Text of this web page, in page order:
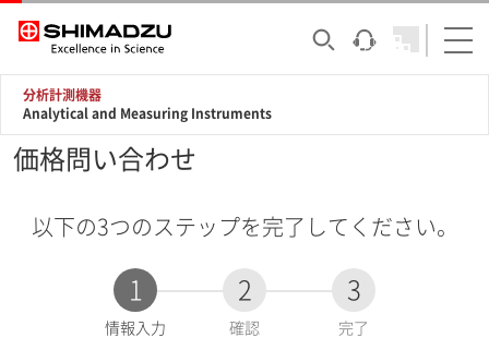
分析計測機器
Analytical and Measuring Instruments
価格問い合わせ
以下の3つのステップを完了してください。
1
現
情報入力
2
確認
3
完了